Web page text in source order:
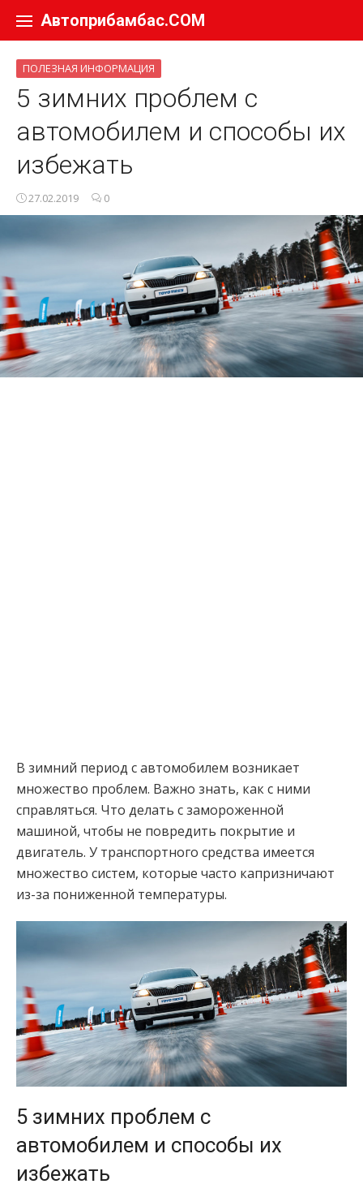
Автоприбамбас.COM
ПОЛЕЗНАЯ ИНФОРМАЦИЯ
5 зимних проблем с
автомобилем и способы их
избежать
27.02.2019 0
В зимний период с автомобилем возникает
множество проблем. Важно знать, как с ними
справляться. Что делать с замороженной
машиной, чтобы не повредить покрытие и
двигатель. У транспортного средства имеется
множество систем, которые часто капризничают
из-за пониженной температуры.
5 зимних проблем с
автомобилем и способы их
избежать